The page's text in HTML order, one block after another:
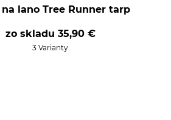
na lano Tree Runner tarp
zo skladu 35,90 €
3 Varianty